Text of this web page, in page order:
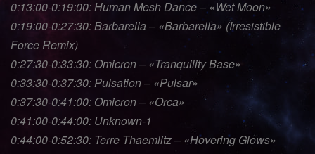
0:13:00-0:19:00: Human Mesh Dance – «Wet Moon»
0:19:00-0:27:30: Barbarella – «Barbarella» (Irresistible
Force Remix)
0:27:30-0:33:30: Omicron – «Tranquility Base»
0:33:30-0:37:30: Pulsation – «Pulsar»
0:37:30-0:41:00: Omicron – «Orca»
0:41:00-0:44:00: Unknown-1
0:44:00-0:52:30: Terre Thaemlitz – «Hovering Glows»